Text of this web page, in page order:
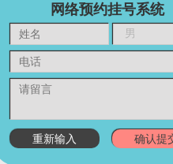
网络预约挂号系统